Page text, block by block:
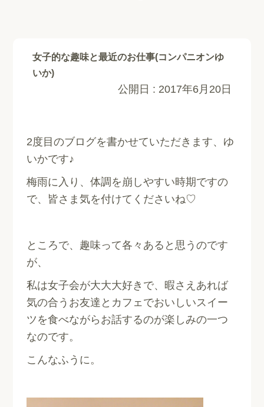
女子的な趣味と最近のお仕事(コンパニオンゆ
いか)
公開日 : 2017年6月20日
2度目のブログを書かせていただきます、ゆ
いかです♪
梅雨に入り、体調を崩しやすい時期ですの
で、皆さま気を付けてくださいね♡
ところで、趣味って各々あると思うのです
が、
私は女子会が大大大好きで、暇さえあれば
気の合うお友達とカフェでおいしいスイー
ツを食べながらお話するのが楽しみの一つ
なのです。
こんなふうに。